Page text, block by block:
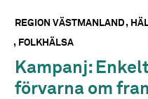
REGION VÄSTMANLAND
FOLKHÄLSA
Kampanj:
förvarna om